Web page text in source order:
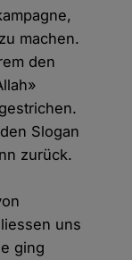
machen.
den
Slogan
zurück.
uns
ging